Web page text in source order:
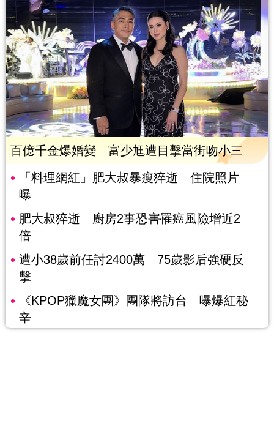
百億千金爆婚變 富少尪遭目擊當街吻小三
「料理網紅」肥大叔暴瘦猝逝 住院照片
曝
肥大叔猝逝 廚房2事恐害罹癌風險增近2
倍
遭小38歲前任討2400萬 75歲影后強硬反
擊
《KPOP獵魔女團》團隊將訪台 曝爆紅秘
辛